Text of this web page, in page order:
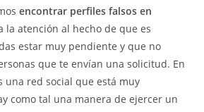
encontrar perfiles falsos en
la atención al hecho de que es
estar muy pendiente y que no
que te envían una solicitud. En
una red social que está muy
como tal una manera de ejercer un